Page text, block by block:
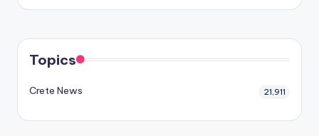
Topics
Crete News 21,911